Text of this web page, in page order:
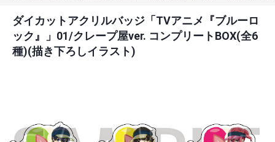
ダイカットアクリルバッジ「TVアニメ『ブルーロ
ック』」01/クレープ屋ver. コンプリートBOX(全6
種)(描き下ろしイラスト)